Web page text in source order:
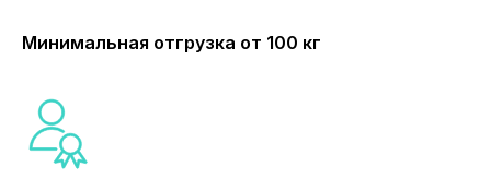
Минимальная отгрузка от 100 кг